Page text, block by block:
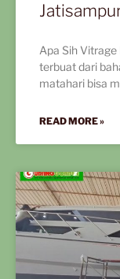
Apa Sih
terbuat dari
matahari bisa
READ MORE »